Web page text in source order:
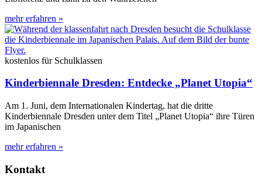
mehr erfahren »
kostenlos für Schulklassen
Kinderbiennale Dresden: Entdecke „Planet Utopia“
Am 1. Juni, dem Internationalen Kindertag, hat die dritte
Kinderbiennale Dresden unter dem Titel „Planet Utopia“ ihre Türen
im Japanischen
mehr erfahren »
Kontakt